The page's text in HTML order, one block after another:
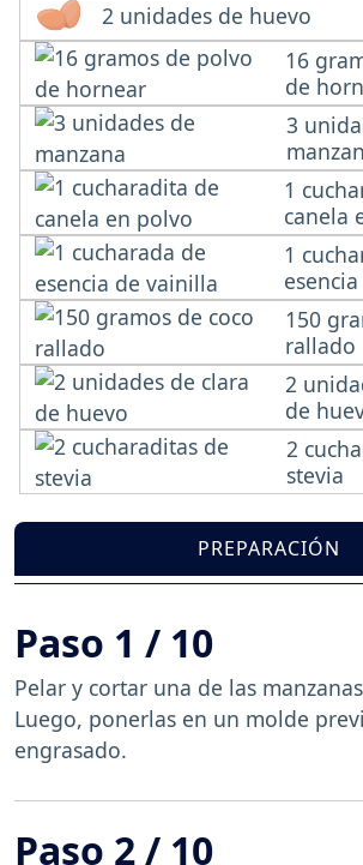
2 unidades de huevo
16
de
3
1
canela
1
150
rallado
2
de
2
stevia
PREPARACIÓN
Paso 1 / 10
Pelar y cortar una de las
Luego, ponerlas en un molde
engrasado.
Paso 2 / 10